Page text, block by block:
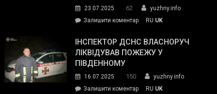
гуманітарну
допомогу
23.07.2025 62
yuzhny.info
Залишити коментарon
провів
нараду
силових
та
RU UK
ІНСПЕКТОР ДСНС ВЛАСНОРУЧ
ЛІКВІДУВАВ ПОЖЕЖУ У
ПІВДЕННОМУ
16.07.2025 150
yuzhny.info
Залишити коментарon
RU UK